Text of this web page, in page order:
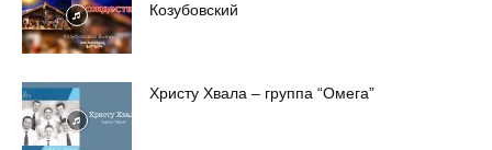
Козубовский
Христу Хвала – группа “Омега”